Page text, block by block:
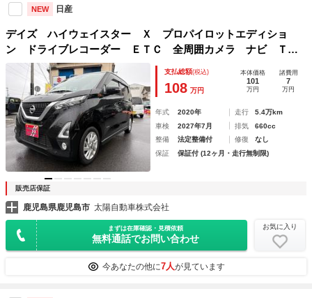
NEW 日産
デイズ ハイウェイスター Ｘ プロパイロットエディショ
ン ドライブレコーダー ＥＴＣ 全周囲カメラ ナビ Ｔ
Ｖ クリアランスソナー アダプティブクルーズコントロー
ル 衝突被害軽減システム オートライト ＬＥＤヘッドラン
プ エアロ スマートキー
支払総額(税込)
108 万円
本体価格
101
万円
諸費用
7
万円
年式 2020年 走行
5.4万km
車検
2027年7月 排気
660cc
整備
法定整備付 修復
なし
保証
保証付 (12ヶ月・走行無制限)
販売店保証
鹿児島県鹿児島市 太陽自動車株式会社
まずは在庫確認・見積依頼
無料通話でお問い合わせ
お気に入り
今あなたの他に7人が見ています